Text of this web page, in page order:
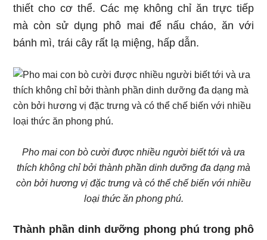
thiết cho cơ thể. Các mẹ không chỉ ăn trực tiếp
mà còn sử dụng phô mai để nấu cháo, ăn với
bánh mì, trái cây rất lạ miệng, hấp dẫn.
Pho mai con bò cười được nhiều người biết tới và ưa
thích không chỉ bởi thành phần dinh dưỡng đa dạng mà
còn bởi hương vị đặc trưng và có thể chế biến với nhiều
loại thức ăn phong phú.
Thành phần dinh dưỡng phong phú trong phô